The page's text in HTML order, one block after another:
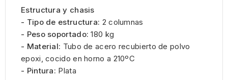
Estructura y chasis
- Tipo de estructura: 2 columnas
- Peso soportado: 180 kg
- Material: Tubo de acero recubierto de polvo
epoxi, cocido en horno a 210ºC
- Pintura: Plata